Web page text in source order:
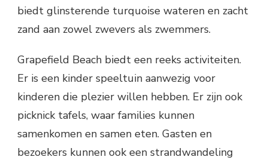
biedt glinsterende turquoise wateren en zacht
zand aan zowel zwevers als zwemmers.
Grapefield Beach biedt een reeks activiteiten.
Er is een kinder speeltuin aanwezig voor
kinderen die plezier willen hebben. Er zijn ook
picknick tafels, waar families kunnen
samenkomen en samen eten. Gasten en
bezoekers kunnen ook een strandwandeling